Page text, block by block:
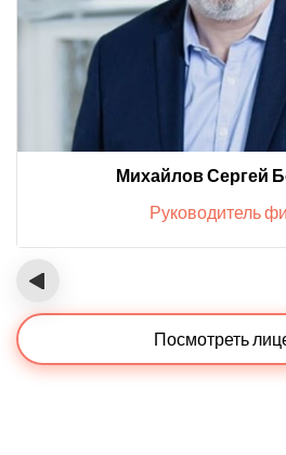
Михайлов Сергей
Руководитель
‹
Посмотреть